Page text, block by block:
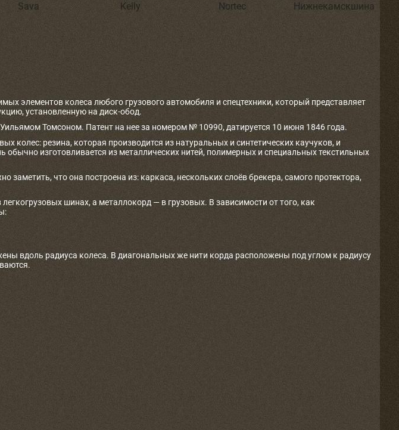
Sava Kelly Nortec Нижнекамскшина
элементов колеса любого грузового автомобиля и спецтехники, который представляет
установленную на диск-обод.
Томсоном. Патент на нее за номером № 10990, датируется 10 июня 1846 года.
колес: резина, которая производится из натуральных и синтетических каучуков, и
изготовливается из металлических нитей, полимерных и специальных текстильных
заметить, что она построена из: каркаса, нескольких слоёв брекера, самого протектора,
шинах, а металлокорд — в грузовых. В зависимости от того, как
вдоль радиуса колеса. В диагональных же нити корда расположены под углом к радиусу